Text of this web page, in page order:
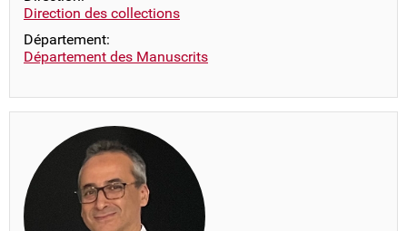
Direction des collections
Département:
Département des Manuscrits